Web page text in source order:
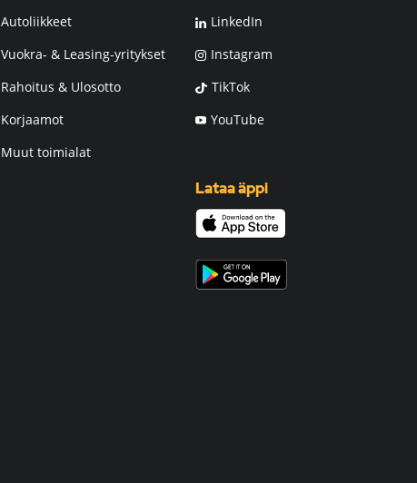
Autoliikkeet
Vuokra- & Leasing-yritykset
Rahoitus & Ulosotto
Korjaamot
Muut toimialat
LinkedIn
Instagram
TikTok
YouTube
Lataa äppi